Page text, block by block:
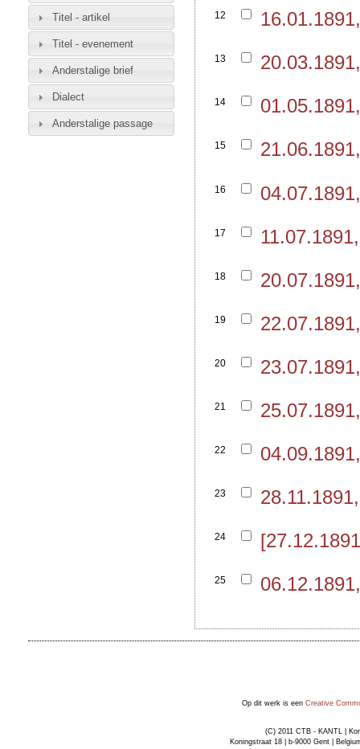
12
13
14
15
16
17
18
19
20
21
22
23
24
25
Titel - artikel
Titel - evenement
Anderstalige brief
Dialect
Anderstalige passage
Op dit werk is een Creative
(C) 2011 CTB - KANTL |
Koningstraat 18 | b-9000 Gent |